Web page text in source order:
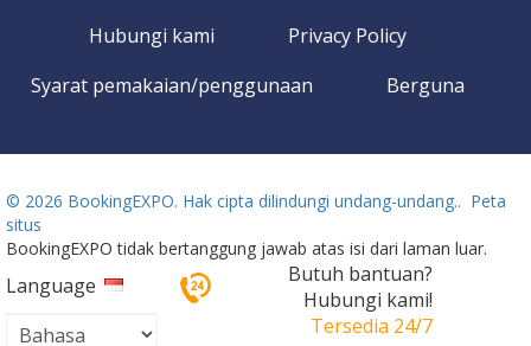
Hubungi kami
Privacy Policy
Syarat pemakaian/penggunaan
Berguna
© 2026 BookingEXPO. Hak cipta dilindungi undang-undang.. Peta
situs
BookingEXPO tidak bertanggung jawab atas isi dari laman luar.
Language
Butuh bantuan?
Hubungi kami!
Tersedia 24/7